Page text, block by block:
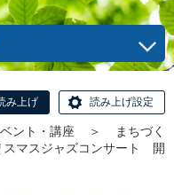
み上げ 読み上げ設定
ント・講座 ＞
まちづく
スマスジャズコンサート 開